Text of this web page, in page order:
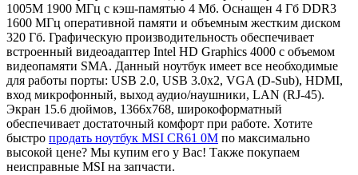
1005M 1900 МГц с кэш-памятью 4 Мб. Оснащен 4 Гб DDR3
1600 МГц оперативной памяти и объемным жестким диском
320 Гб. Графическую производительность обеспечивает
встроенный видеоадаптер Intel HD Graphics 4000 с объемом
видеопамяти SMA. Данный ноутбук имеет все необходимые
для работы порты: USB 2.0, USB 3.0x2, VGA (D-Sub), HDMI,
вход микрофонный, выход аудио/наушники, LAN (RJ-45).
Экран 15.6 дюймов, 1366x768, широкоформатный
обеспечивает достаточный комфорт при работе. Хотите
быстро продать ноутбук MSI CR61 0M по максимально
высокой цене? Мы купим его у Вас! Также покупаем
неисправные MSI на запчасти.